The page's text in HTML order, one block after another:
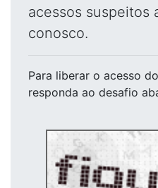
acessos suspeitos
conosco.
Para liberar o acesso
responda ao desafio